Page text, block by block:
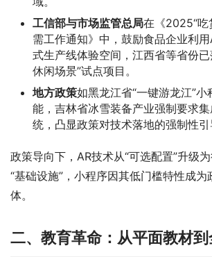
工信部与市场监管总局在《2025“吃
需工作通知》中，鼓励食品企业利
式生产线体验空间，江西省等省份已
休闲场景”试点项目。
地方政策如黑龙江省“一键游龙江”
能，吉林省冰雪装备产业强制要求
统，凸显政策对技术落地的强制性引
政策导向下，AR技术从“可选配置”升级
“基础设施”，小程序因其低门槛特性成
体。
二、教育革命：从平面教材